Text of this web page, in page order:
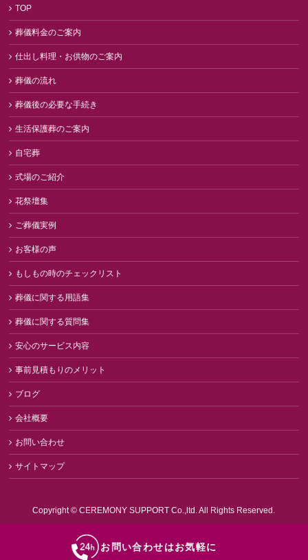
お問い合わせはお気軽に
TOP
葬儀料金のご案内
仕出し料理・お供物のご案内
葬儀の流れ
葬儀後の必要な手続き
生活保護葬のご案内
自宅葬
式場のご紹介
花祭壇集
ご葬儀実例
お客様の声
もしもの時のチェックリスト
葬儀に関する用語集
葬儀に関する質問集
安心のサービス内容
事前見積もりのメリット
ブログ
会社概要
お問い合わせ
サイトマップ
Copyright ©CEREMONY SUPPORT Co.,ltd.All Rights Reserved.